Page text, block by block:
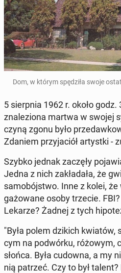
Dom, w którym spędz­iła swoje
5 sierp­nia 1962 r. około godz.
znaleziona martwa w swojej
czyną zgonu było
Zdaniem przy­jaciół artys­t­ki -
Szybko jednak zaczęły
Jedna z nich za­kładała, że
samobójst­wo. Inne z kolei,
gażowane osoby trzecie. FBI?
Lekarze? Żadnej z tych
"Była polem dzikich
cym na pod­wórku, różowym,
słońca. Była cudowna, a my
nią patrzeć. Czy to był